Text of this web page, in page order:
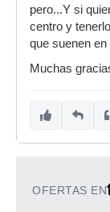
pero...Y si
centro y
que suenen
Muchas
OFERTAS EN